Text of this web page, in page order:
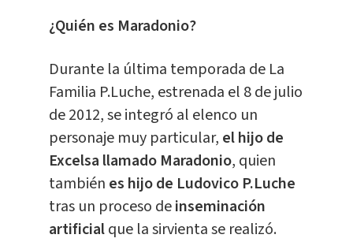
¿Quién es Maradonio?
Durante la última temporada de La
Familia P.Luche, estrenada el 8 de julio
de 2012, se integró al elenco un
personaje muy particular, el hijo de
Excelsa llamado Maradonio, quien
también es hijo de Ludovico P.Luche
tras un proceso deinseminación
artificialque la sirvienta se realizó.